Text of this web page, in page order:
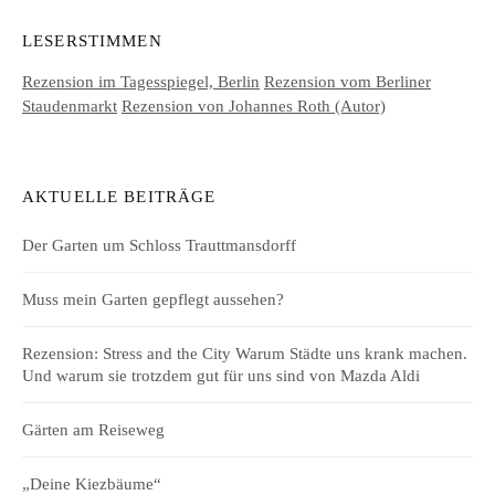
LESERSTIMMEN
Rezension im Tagesspiegel, Berlin Rezension vom Berliner
Staudenmarkt Rezension von Johannes Roth (Autor)
AKTUELLE BEITRÄGE
Der Garten um Schloss Trauttmansdorff
Muss mein Garten gepflegt aussehen?
Rezension: Stress and the City Warum Städte uns krank machen.
Und warum sie trotzdem gut für uns sind von Mazda Aldi
Gärten am Reiseweg
„Deine Kiezbäume“